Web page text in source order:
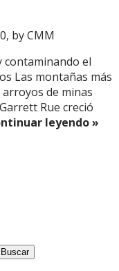
byCMM
contaminando el
Las montañas más
de minas
Rue creció
leyendo »